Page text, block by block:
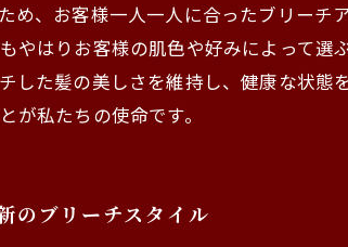
め、お客様一人一人に合ったブリー
やはりお客様の肌色や好みによって
した髪の美しさを維持し、健康な状
が私たちの使命です。
のブリーチスタイル